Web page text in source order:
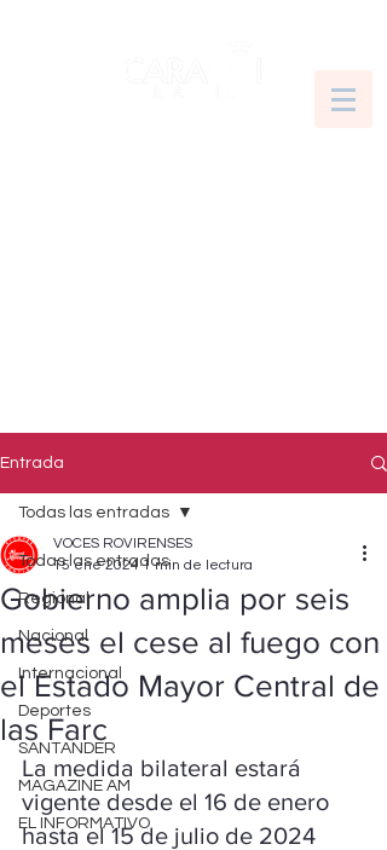
Entrada
Todas las entradas
Regional
Nacional
Internacional
Deportes
SANTANDER
MAGAZINE AM
EL INFORMATIVO
Todas las entradas
Gobierno amplia por seis
meses el cese al fuego con
el Estado Mayor Central de
las Farc
VOCES ROVIRENSES
15 ene 2024 1 min de lectura
La medida bilateral estará
vigente desde el 16 de enero
hasta el 15 de julio de 2024